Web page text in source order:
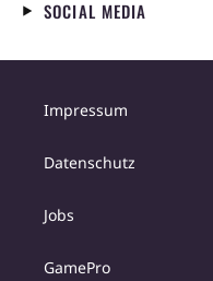
SOCIAL MEDIA
Impressum
Datenschutz
Jobs
GamePro